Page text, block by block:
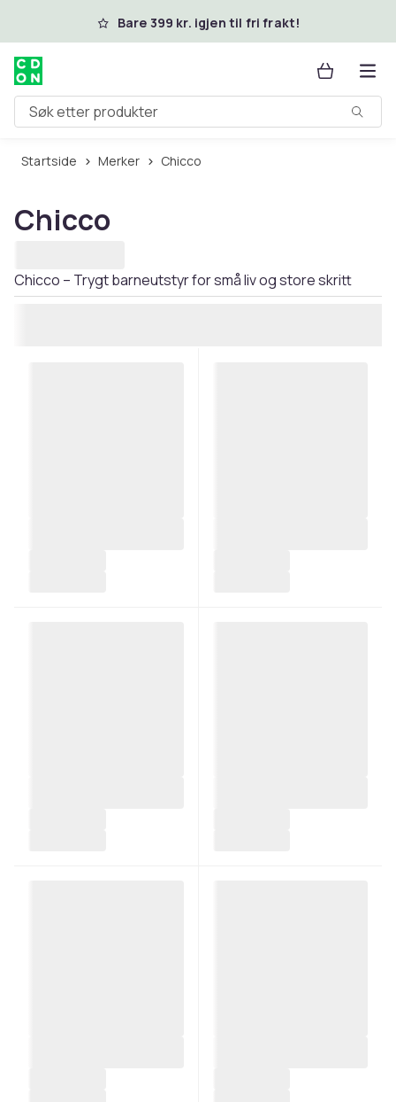
Hopp til hovedinnholdBare 399 kr. igjen til fri frakt!
Søk etter produkter
Startside Merker Chicco
Chicco
Chicco – Trygt barneutstyr for små liv og store skritt